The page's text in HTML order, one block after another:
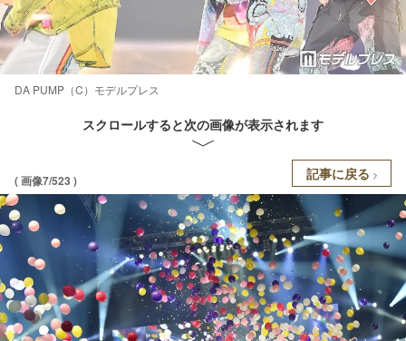
DA PUMP（C）モデルプレス
スクロールすると次の画像が表示されます
( 画像7/523 ) 記事に戻る